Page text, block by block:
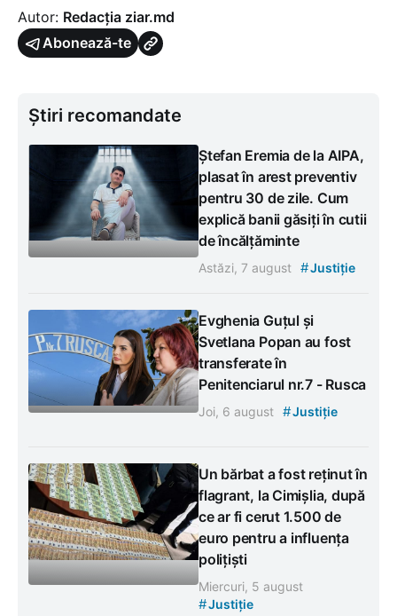
Autor: Redacția ziar.md
Abonează-te
Știri recomandate
Ștefan Eremia de la AIPA,
plasat în arest preventiv
pentru 30 de zile. Cum
explică banii găsiți în cutii
de încălțăminte
Astăzi, 7 august #Justiție
Evghenia Guțul și
Svetlana Popan au fost
transferate în
Penitenciarul nr.7 - Rusca
Joi, 6 august #Justiție
Un bărbat a fost reținut în
flagrant, la Cimișlia, după
ce ar fi cerut 1.500 de
euro pentru a influența
polițiști
Miercuri, 5 august
#Justiție